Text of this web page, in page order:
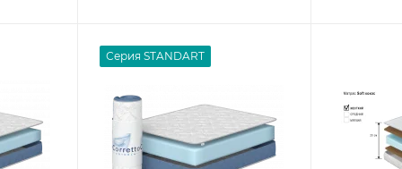
Серия STANDART